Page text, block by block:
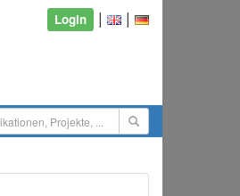
Login | |